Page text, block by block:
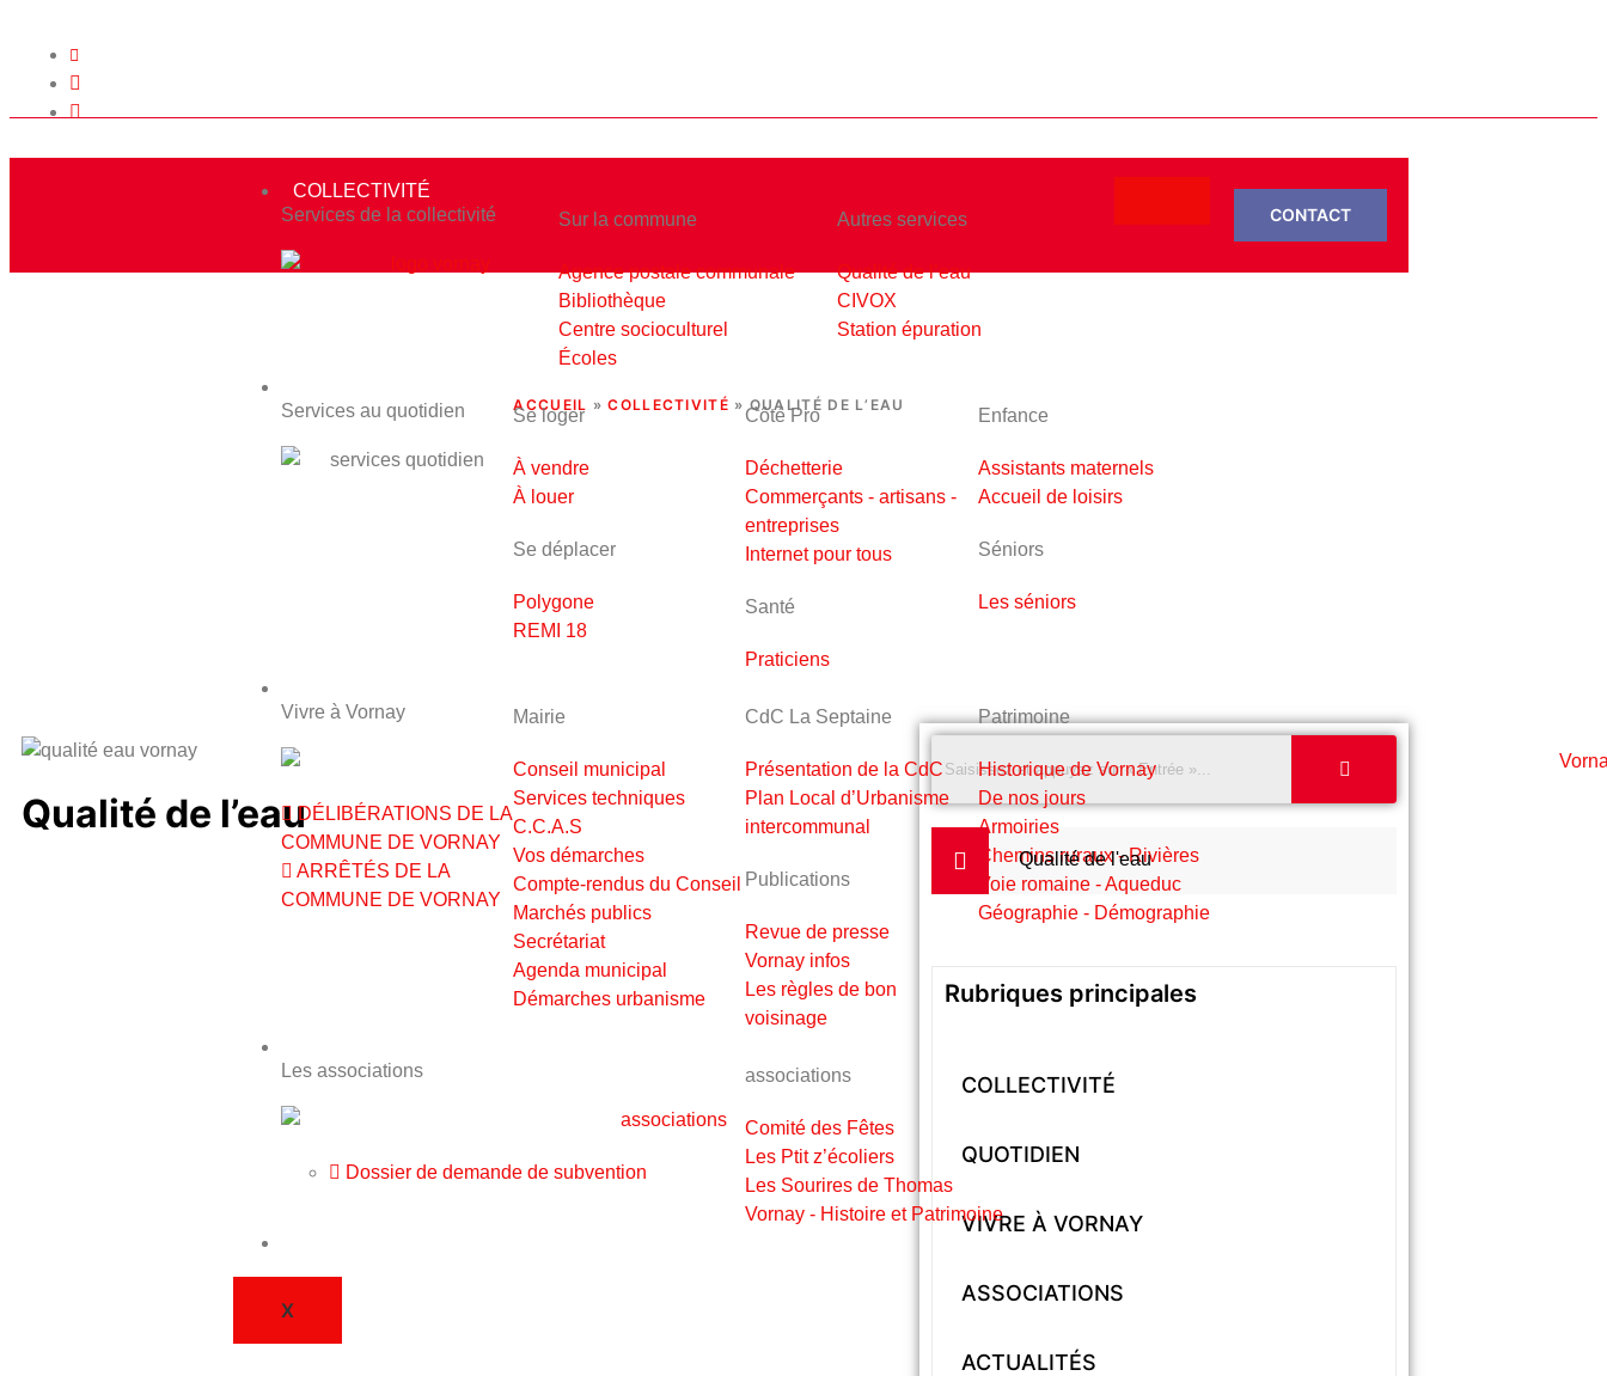
COLLECTIVITÉ
Services de la collectivité
Sur la commune
Agence postale communale
Bibliothèque
Centre socioculturel
Écoles
Autres services
Qualité de l’eau
CIVOX
Station épuration
Services au quotidien
Se loger
À vendre
À louer
Se déplacer
Polygone
REMI 18
Côté Pro
Déchetterie
Commerçants - artisans -
entreprises
Internet pour tous
Santé
Praticiens
Enfance
Assistants maternels
Accueil de loisirs
Séniors
Les séniors
Vivre à Vornay
DÉLIBÉRATIONS DE LA
COMMUNE DE VORNAY
ARRÊTÉS DE LA
COMMUNE DE VORNAY
Mairie
Conseil municipal
Services techniques
C.C.A.S
Vos démarches
Compte-rendus du Conseil
Marchés publics
Secrétariat
Agenda municipal
Démarches urbanisme
CdC La Septaine
Présentation de la CdC
Plan Local d’Urbanisme
intercommunal
Publications
Revue de presse
Vornay infos
Les règles de bon
voisinage
Patrimoine
Historique de Vornay
De nos jours
Armoiries
Chemins ruraux - Rivières
Voie romaine - Aqueduc
Géographie - Démographie
Les associations
Dossier de demande de subvention
associations
Comité des Fêtes
Les Ptit z’écoliers
Les Sourires de Thomas
Vornay - Histoire et Patrimoine
X
CONTACT
QUALITÉ DE L’EAU
ACCUEIL »COLLECTIVITÉ »QUALITÉ DE L’EAU
Qualité de l’eau
Qualité de l'eau
Rubriques principales
COLLECTIVITÉ
QUOTIDIEN
VIVRE À VORNAY
ASSOCIATIONS
ACTUALITÉS